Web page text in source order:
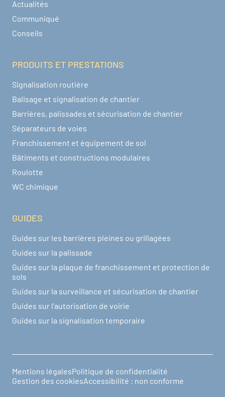
Actualités
Communiqué
Conseils
PRODUITS ET PRESTATIONS
Signalisation routière
Balisage et signalisation de chantier
Barrières, palissades et sécurisation de chantier
Séparateurs de voies
Franchissement et équipement de sol
Bâtiments et constructions modulaires
Roulotte
WC chimique
GUIDES
Guides sur les barrières pleines ou grillagées
Guides sur la palissade
Guides sur la plaque de franchissement et protection de
sols
Guides sur la surveillance et sécurisation de chantier
Guides sur l'autorisation de voirie
Guides sur la signalisation temporaire
Pied de page
Mentions légalesPolitique de confidentialité
Gestion des cookiesAccessibilité : non conforme